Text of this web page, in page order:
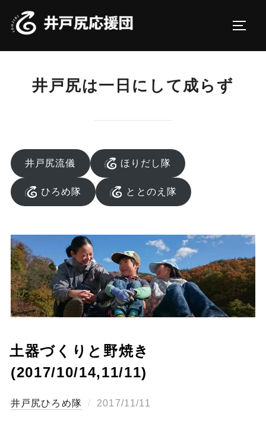
井戸尻は一日にして成らず
井戸尻流儀 ほりだし隊
ひろめ隊 ととのえ隊
土器づくりと野焼き
(2017/10/14,11/11)
ひろめ隊
投
2017/11/11